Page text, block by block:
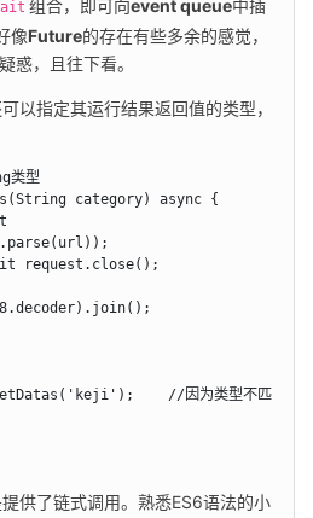
组合，即可向event queue中插
像Future的存在有些多余的感觉，
惑，且往下看。
以指定其运行结果返回值的类型，
类型
category) async {
供了链式调用。熟悉ES6语法的小